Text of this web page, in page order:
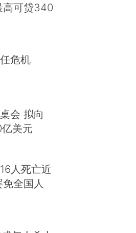
高可贷340
危机
会 拟向
美元
人死亡近
全国人